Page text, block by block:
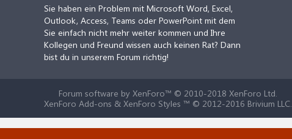
Sie haben ein Problem mit Microsoft Word, Excel,
Outlook, Access, Teams oder PowerPoint mit dem
Sie einfach nicht mehr weiter kommen und Ihre
Kollegen und Freund wissen auch keinen Rat? Dann
bist du in unserem Forum richtig!
Forum software by XenForo™ © 2010-2018 XenForo Ltd.
XenForo Add-ons & XenForo Styles ™ © 2012-2016 Brivium LLC.